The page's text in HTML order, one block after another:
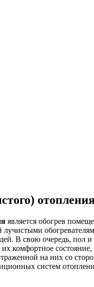
является обогрев
В свою очередь, пол
комфортное
на них со
систем